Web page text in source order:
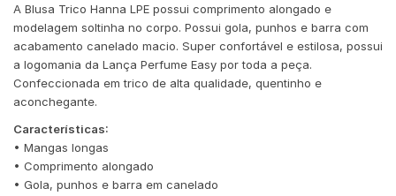
A Blusa Trico Hanna LPE possui comprimento alongado e
modelagem soltinha no corpo. Possui gola, punhos e barra com
acabamento canelado macio. Super confortável e estilosa, possui
a logomania da Lança Perfume Easy por toda a peça.
Confeccionada em trico de alta qualidade, quentinho e
aconchegante.
Características:
• Mangas longas
• Comprimento alongado
• Gola, punhos e barra em canelado